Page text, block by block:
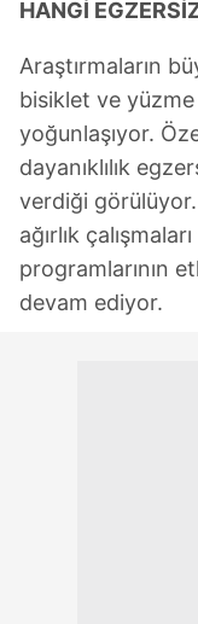
sınırlı olarak açık
Çerezlere ilişkin
vasıtasıyla
için Ayarlar
Metnimizi ziyaret
6698 sayılı Kişisel
hazırlanmış
ilgili mevzuata
almak için lütfen
HANGİ
Araştırmaların
bisiklet ve
yoğunlaşıyor.
dayanıklılık
verdiği
ağırlık
programlarının
devam ediyor.